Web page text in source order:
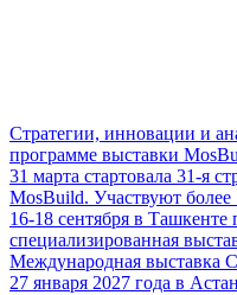
Стратегии, инновации и
программе выставки
31 марта стартовала 31-я
MosBuild. Участвуют более
16-18 сентября в
специализированная
Международная выставка
27 января 2027 года в